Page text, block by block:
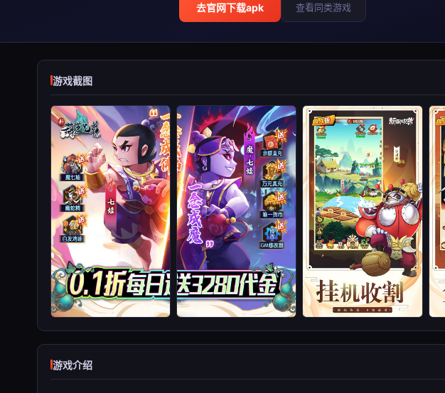
去官网下载apk 查看同类游戏
游戏截图
游戏介绍